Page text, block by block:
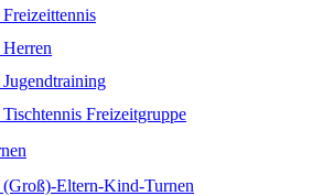
Freizeittennis
Herren
Jugendtraining
Tischtennis Freizeitgruppe
(Groß)-Eltern-Kind-Turnen